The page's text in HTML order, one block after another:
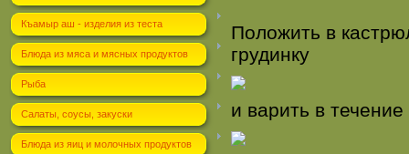
Къамыр аш - изделия из теста
Блюда из мяса и мясных продуктов
Рыба
Салаты, соусы, закуски
Блюда из яиц и молочных продуктов
Положить в
грудинку
и варить в